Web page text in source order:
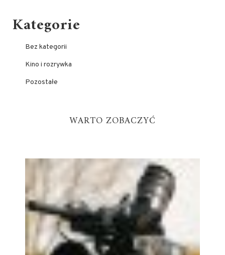
Kategorie
Bez kategorii
Kino i rozrywka
Pozostałe
WARTO ZOBACZYĆ